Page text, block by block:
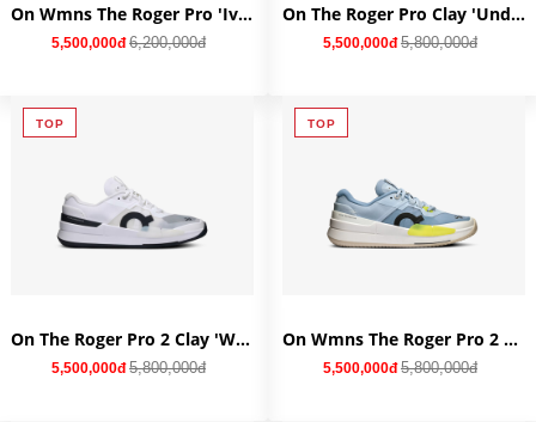
On Wmns The Roger Pro 'Ivory Ivory' 3WD10293334
5,500,000đ 6,200,000đ
On The Roger Pro Clay 'Undyed White Lily' 3MD10722270
5,500,000đ 5,800,000đ
TOP
On The Roger Pro 2 Clay 'White Black' 3ME10570462
5,500,000đ 5,800,000đ
TOP
On Wmns The Roger Pro 2 Clay 'Chambray Lime' 3WE10633310
5,500,000đ 5,800,000đ